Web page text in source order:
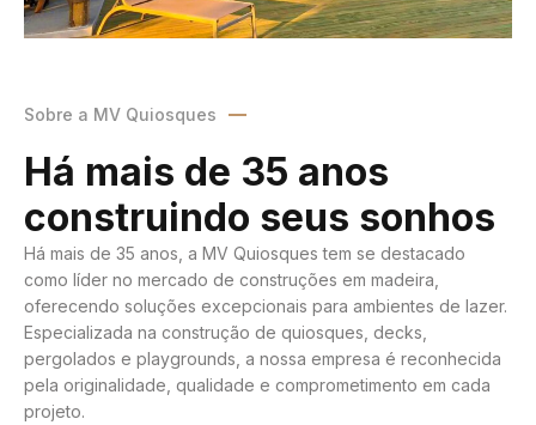
Sobre a MV Quiosques
Há mais de 35 anos
construindo seus sonhos
Há mais de 35 anos, a MV Quiosques tem se destacado
como líder no mercado de construções em madeira,
oferecendo soluções excepcionais para ambientes de lazer.
Especializada na construção de quiosques, decks,
pergolados e playgrounds, a nossa empresa é reconhecida
pela originalidade, qualidade e comprometimento em cada
projeto.